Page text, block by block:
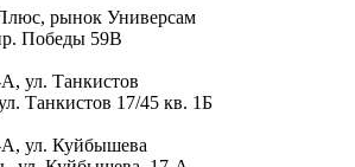
рынок Универсам
Победы 59В
ул. Танкистов
Танкистов 17/45 кв. 1Б
ул. Куйбышева